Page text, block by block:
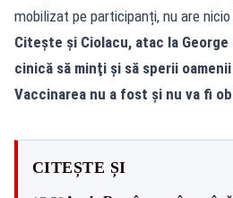
mobilizat pe participanți, nu are
Citește și Ciolacu, atac la
cinică să minţi şi să sperii
Vaccinarea nu a fost şi nu va fi
CITEȘTE ȘI